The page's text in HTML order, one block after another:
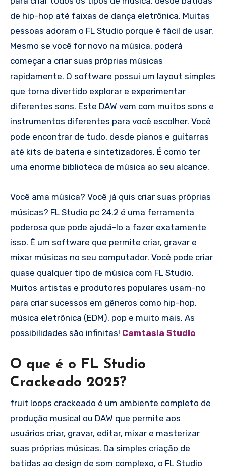
de hip-hop até faixas de dança eletrônica. Muitas
pessoas adoram o FL Studio porque é fácil de usar.
Mesmo se você for novo na música, poderá
começar a criar suas próprias músicas
rapidamente. O software possui um layout simples
que torna divertido explorar e experimentar
diferentes sons. Este DAW vem com muitos sons e
instrumentos diferentes para você escolher. Você
pode encontrar de tudo, desde pianos e guitarras
até kits de bateria e sintetizadores. É como ter
uma enorme biblioteca de música ao seu alcance.
Você ama música? Você já quis criar suas próprias
músicas? FL Studio pc 24.2 é uma ferramenta
poderosa que pode ajudá-lo a fazer exatamente
isso. É um software que permite criar, gravar e
mixar músicas no seu computador. Você pode criar
quase qualquer tipo de música com FL Studio.
Muitos artistas e produtores populares usam-no
para criar sucessos em gêneros como hip-hop,
música eletrônica (EDM), pop e muito mais. As
possibilidades são infinitas! Camtasia Studio
O que é o FL Studio
Crackeado 2025?
fruit loops crackeado é um ambiente completo de
produção musical ou DAW que permite aos
usuários criar, gravar, editar, mixar e masterizar
suas próprias músicas. Da simples criação de
batidas ao design de som complexo, o FL Studio